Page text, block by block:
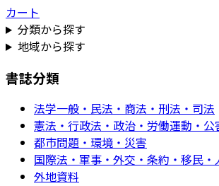
カート
分類から探す
地域から探す
書誌分類
法学一般・民法・商法・刑法・司法
憲法・行政法・政治・労働運動・公
都市問題・環境・災害
国際法・軍事・外交・条約・移民・
外地資料